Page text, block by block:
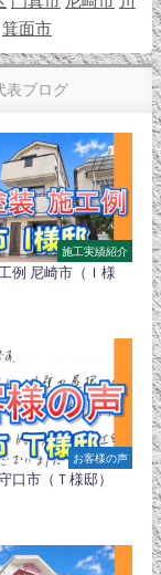
箕面市
表ブログ
施工実績紹介
例 尼崎市（Ｉ様
お客様の声
口市（Ｔ様邸）